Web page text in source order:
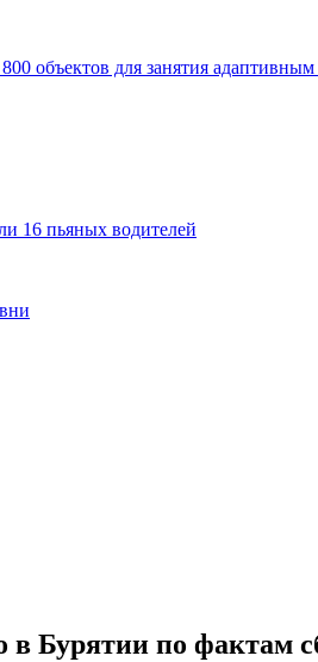
объектов для занятия
16 пьяных водителей
в Бурятии по фактам